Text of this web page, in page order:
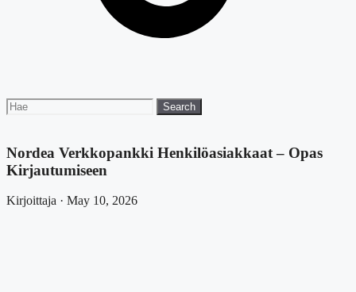
Search
for:
Search
Nordea Verkkopankki Henkilöasiakkaat – Opas
Kirjautumiseen
Kirjoittaja · May 10, 2026